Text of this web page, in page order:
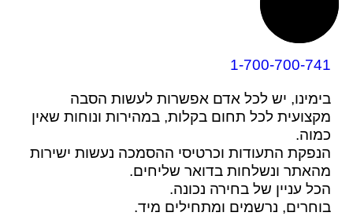
1-700-700-741
בימינו, יש לכל אדם אפשרות לעשות הסבה
מקצועית לכל תחום בקלות, במהירות ונוחות שאין
כמוה.
הנפקת התעודות וכרטיסי ההסמכה נעשות ישירות
מהאתר ונשלחות בדואר שליחים.
הכל עניין של בחירה נכונה.
בוחרים, נרשמים ומתחילים מיד.